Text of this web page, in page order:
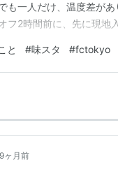
も一人だけ、温度差があ
フ2時間前に、先に現地
言うので、 私は2階席に
なを待つ。 頼むよ、チ
んですけども。 うーん
！！ 友人たちと（私は
と #味スタ #fctokyo
9ヶ月前